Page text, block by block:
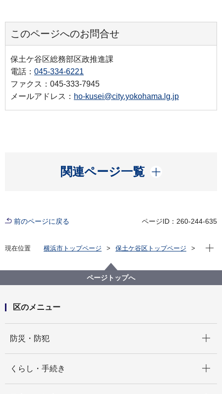
このページへのお問合せ
保土ケ谷区総務部区政推進課
電話： 045-334-6221
ファクス：045-333-7945
メールアドレス： ho-kusei@city.yokohama.lg.jp
関連ページ一覧
開く
前のページに戻る ページID：260-244-635
現在位置 横浜市トップページ
保土ケ谷区トップページ
広報よこはま ほどがや区版
令和4年（2022年）分
2022年4月号
現在
ページトップへ
区のメニュー
防災・防犯
くらし・手続き